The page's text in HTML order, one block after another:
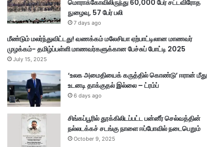
மொராக்கோவிலிருந்து 60,000 பேர் சட்டவிரோத
நுழைவு, 57 பேர் பலி
7 days ago
மீண்டும் மலர்ந்துவிட்டது! வணக்கம் மலேசியா ஏற்பாட்டிலான மாணவர்
முழக்கம்- தமிழ்ப்பள்ளி மாணவர்களுக்கான பேச்சுப் போட்டி 2025
July 15, 2025
‘உலக அமைதியைக் கருத்தில் கொண்டு’ ஈரான் மீது
உடனடி தாக்குதல் இல்லை – ட்ரம்ப்
6 days ago
சிங்கப்பூரில் தூக்கிலிடப்பட்ட பன்னீர் செல்வத்தின்
நல்லடக்கச் சடங்கு நாளை ஈப்போவில் நடைபெறும்
October 9, 2025